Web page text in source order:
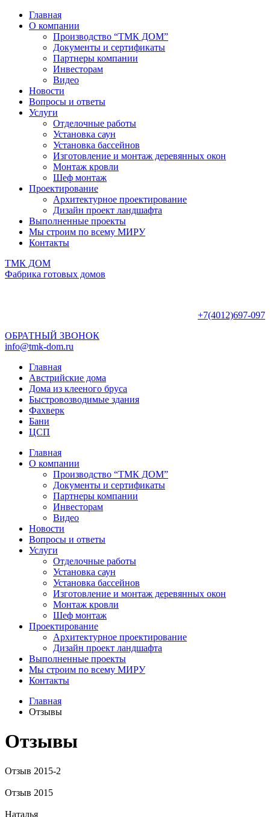
Главная
О компании
Производство “ТМК ДОМ”
Документы и сертификаты
Партнеры компании
Инвесторам
Видео
Новости
Вопросы и ответы
Услуги
Отделочные работы
Установка саун
Установка бассейнов
Изготовление и монтаж деревянных окон
Монтаж кровли
Шеф монтаж
Проектирование
Архитектурное проектирование
Дизайн проект ландшафта
Выполненные проекты
Мы строим по всему МИРУ
Контакты
ТМК ДОМ
Фабрика готовых домов
+7(4012)697-097
ОБРАТНЫЙ ЗВОНОК
info@tmk-dom.ru
Главная
Австрийские дома
Дома из клееного бруса
Быстровозводимые здания
Фахверк
Бани
ЦСП
Главная
О компании
Производство “ТМК ДОМ”
Документы и сертификаты
Партнеры компании
Инвесторам
Видео
Новости
Вопросы и ответы
Услуги
Отделочные работы
Установка саун
Установка бассейнов
Изготовление и монтаж деревянных окон
Монтаж кровли
Шеф монтаж
Проектирование
Архитектурное проектирование
Дизайн проект ландшафта
Выполненные проекты
Мы строим по всему МИРУ
Контакты
Главная
Отзывы
Отзывы
Отзыв 2015-2
Отзыв 2015
Наталья